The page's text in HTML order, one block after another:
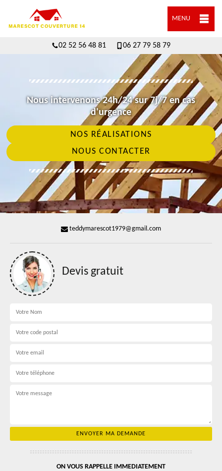
MENU
02 52 56 48 81 06 27 79 58 79
Nous intervenons 24h/24 sur 7j/7 en cas
d'urgence
NOS RÉALISATIONS
NOUS CONTACTER
teddymarescot1979@gmail.com
Devis gratuit
ON VOUS RAPPELLE IMMEDIATEMENT